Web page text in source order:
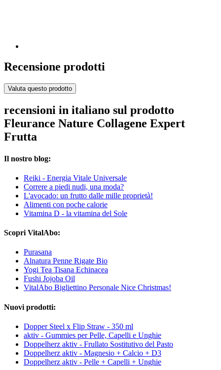
Recensione prodotti
Valuta questo prodotto
recensioni in italiano sul prodotto
Fleurance Nature Collagene Expert
Frutta
Il nostro blog:
Reiki - Energia Vitale Universale
Correre a piedi nudi, una moda?
L'avocado: un frutto dalle mille proprietà!
Alimenti con poche calorie
Vitamina D - la vitamina del Sole
Scopri VitalAbo:
Purasana
Alnatura Penne Rigate Bio
Yogi Tea Tisana Echinacea
Fushi Jojoba Oil
VitalAbo Bigliettino Personale Nice Christmas!
Nuovi prodotti:
Dopper Steel x Flip Straw - 350 ml
aktiv - Gummies per Pelle, Capelli e Unghie
Doppelherz aktiv - Frullato Sostitutivo del Pasto
Doppelherz aktiv - Magnesio + Calcio + D3
Doppelherz aktiv - Pelle + Capelli + Unghie